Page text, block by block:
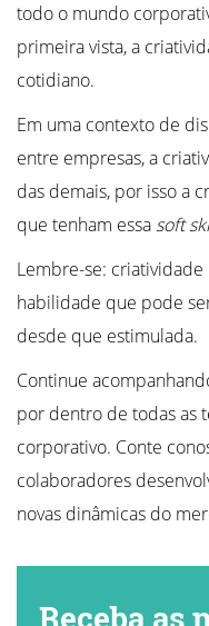
todo o mundo
primeira vista, a
cotidiano.
Em uma contexto de
entre empresas, a
das demais, por isso a
que tenham essasoft
Lembre-se:
habilidade que pode
desde que estimulada.
Continue
por dentro de todas as
corporativo. Conte
colaboradores
novas dinâmicas do
Receba as